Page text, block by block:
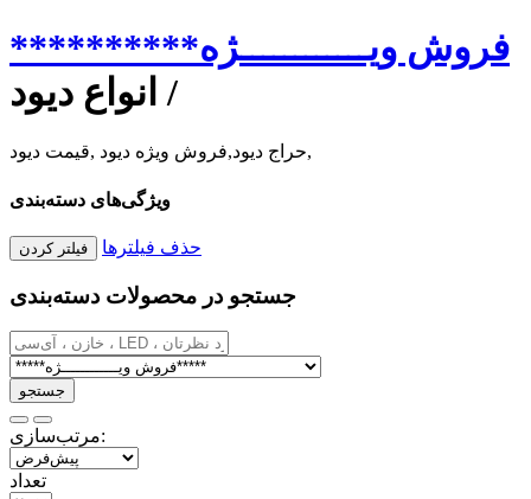
*****فروش ویــــــــــــژه*****
/ انواع دیود
حراج دیود,فروش ویژه دیود ,قیمت دیود,
ویژگی‌های دسته‌بندی
حذف فیلترها
جستجو در محصولات دسته‌بندی
مرتب‌سازی:
تعداد